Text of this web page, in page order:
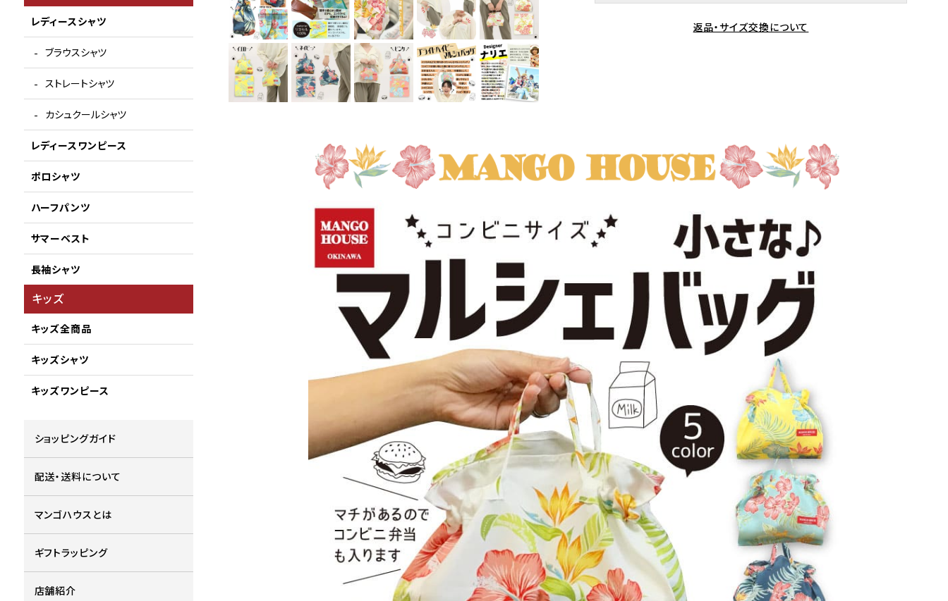
レディースシャツ
ブラウスシャツ
ストレートシャツ
カシュクールシャツ
レディースワンピース
ポロシャツ
ハーフパンツ
サマーベスト
長袖シャツ
キッズ
キッズ全商品
キッズシャツ
キッズワンピース
ショッピングガイド
配送・送料について
マンゴハウスとは
ギフトラッピング
店舗紹介
color size
アイボリー
フリーサイズ
カートに入れる
返品・サイズ交換について